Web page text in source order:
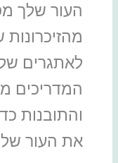
העור שלך
לאתגרים
המדריכים
והתובנות
את העור